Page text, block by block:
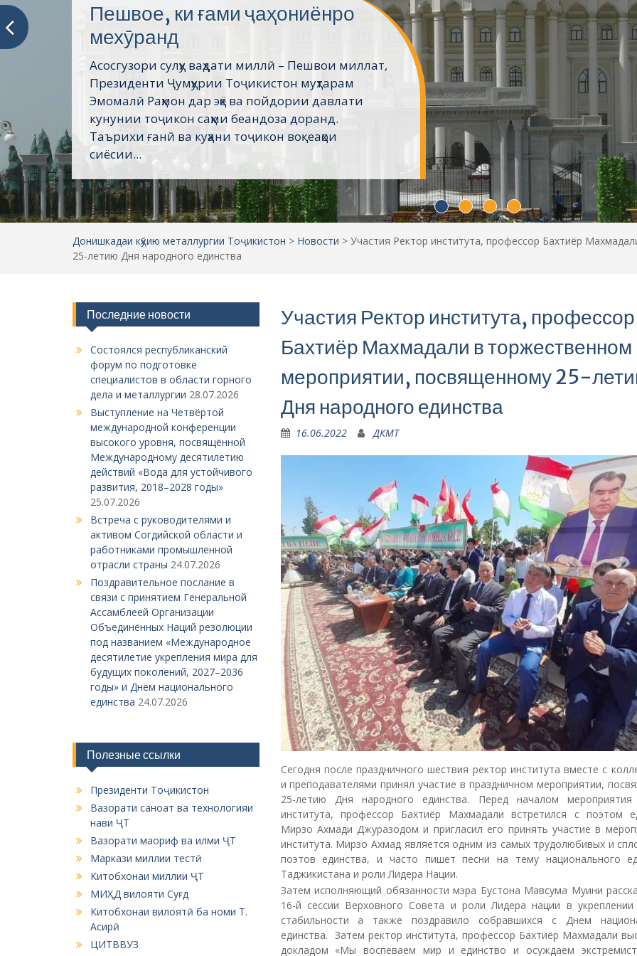
Пешвое, ки ғами ҷаҳониёнро
мехӯранд
Асосгузори сулҳу ваҳдати миллӣ – Пешвои миллат,
Президенти Ҷумҳурии Тоҷикистон муҳтарам
Эмомалӣ Раҳмон дар эҳё ва пойдории давлати
кунунии тоҷикон саҳми беандоза доранд.
Таърихи ғанӣ ва куҳани тоҷикон воқеаҳои
сиёсии...
Донишкадаи кӯҳию металлургии Тоҷикистон > Новости > Участия Ректор института, профессор Бахтиёр
25-летию Дня народного единства
Участия Ректор института, профессор
Бахтиёр Махмадали в торжественном
мероприятии, посвященному 25-
Дня народного единства
16.06.2022 ДКМТ
Сегодня после праздничного шествия ректор института вместе с
и преподавателями принял участие в праздничном мероприятии,
25-летию Дня народного единства. Перед началом мероприятия
института, профессор Бахтиёр Махмадали встретился с поэтом
Мирзо Ахмади Джуразодом и пригласил его принять участие в
института. Мирзо Ахмад является одним из самых трудолюбивых и
поэтов единства, и часто пишет песни на тему национального
Таджикистана и роли Лидера Нации.
Затем исполняющий обязанности мэра Бустона Мавсума Муини
16-й сессии Верховного Совета и роли Лидера нации в
стабильности а также поздравило собравшихся с Днем
единства. Затем ректор института, профессор Бахтиёр Махмадали
докладом «Мы воспеваем мир и единство и осуждаем
Последние новости
Состоялся республиканский
форум по подготовке
специалистов в области горного
дела и металлургии 28.07.2026
Выступление на Четвёртой
международной конференции
высокого уровня, посвящённой
Международному десятилетию
действий «Вода для устойчивого
развития, 2018–2028 годы»
25.07.2026
Встреча с руководителями и
активом Согдийской области и
работниками промышленной
отрасли страны 24.07.2026
Поздравительное послание в
связи с принятием Генеральной
Ассамблеей Организации
Объединённых Наций резолюции
под названием «Международное
десятилетие укрепления мира для
будущих поколений, 2027–2036
годы» и Днём национального
единства 24.07.2026
Полезные ссылки
Президенти Тоҷикистон
Вазорати саноат ва технологияи
нави ҶТ
Вазорати маориф ва илми ҶТ
Маркази миллии тестӣ
Китобхонаи миллии ҶТ
МИҲД вилояти Суғд
Китобхонаи вилоятӣ ба номи Т.
Асирӣ
ЦИТВВУЗ